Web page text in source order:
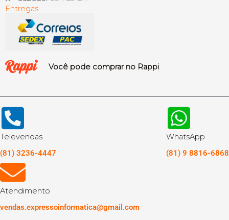
Entregas
Você pode comprar no Rappi
Televendas
(81) 3236-4447
WhatsApp
(81) 9 8816-6868
Atendimento
vendas.expressoinformatica@gmail.com